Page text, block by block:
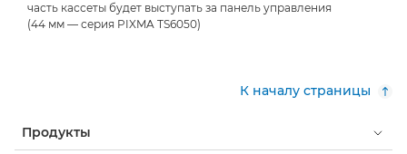
часть кассеты будет выступать за панель управления
(44 мм — серия PIXMA TS6050)
К началу страницы
Продукты